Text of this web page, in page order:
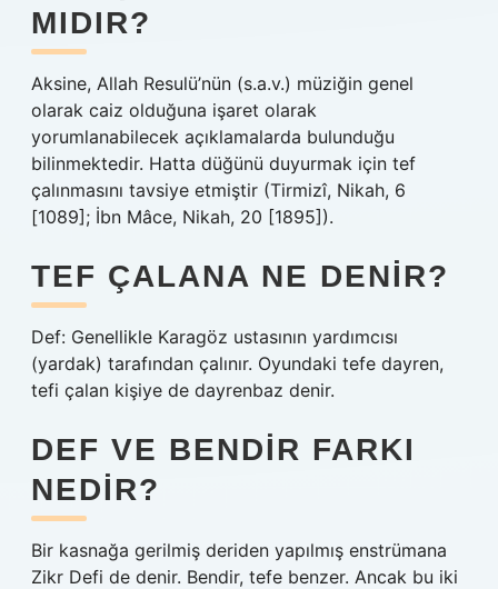
MIDIR?
Aksine, Allah Resulü’nün (s.a.v.) müziğin genel
olarak caiz olduğuna işaret olarak
yorumlanabilecek açıklamalarda bulunduğu
bilinmektedir. Hatta düğünü duyurmak için tef
çalınmasını tavsiye etmiştir (Tirmizî, Nikah, 6
[1089]; İbn Mâce, Nikah, 20 [1895]).
TEF ÇALANA NE DENIR?
Def: Genellikle Karagöz ustasının yardımcısı
(yardak) tarafından çalınır. Oyundaki tefe dayren,
tefi çalan kişiye de dayrenbaz denir.
DEF VE BENDIR FARKI
NEDIR?
Bir kasnağa gerilmiş deriden yapılmış enstrümana
Zikr Defi de denir. Bendir, tefe benzer. Ancak bu iki